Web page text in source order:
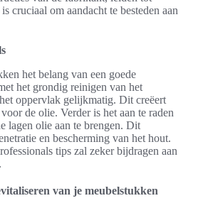
cruciaal om aandacht te besteden aan
het belang van een goede
het grondig reinigen van het
oppervlak gelijkmatig. Dit creëert
de olie. Verder is het aan te raden
lagen olie aan te brengen. Dit
en bescherming van het hout.
tips zal zeker bijdragen aan
van je meubelstukken